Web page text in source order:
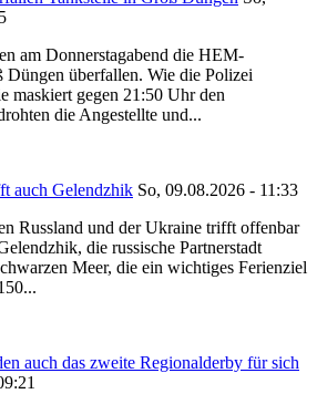
am Donnerstagabend die HEM-
Düngen überfallen. Wie die Polizei
maskiert gegen 21:50 Uhr den
die Angestellte und...
auch Gelendzhik So, 09.08.2026 - 11:33
Russland und der Ukraine trifft offenbar
die russische Partnerstadt
Meer, die ein wichtiges Ferienziel
auch das zweite Regionalderby für sich